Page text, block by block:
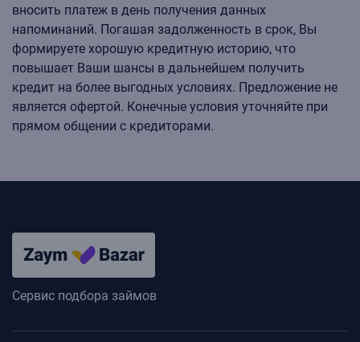
вносить платеж в день получения данных
напоминаний. Погашая задолженность в срок, Вы
формируете хорошую кредитную историю, что
повышает Ваши шансы в дальнейшем получить
кредит на более выгодных условиях. Предложение не
является офертой. Конечные условия уточняйте при
прямом общении с кредиторами.
Сервис подбора займов